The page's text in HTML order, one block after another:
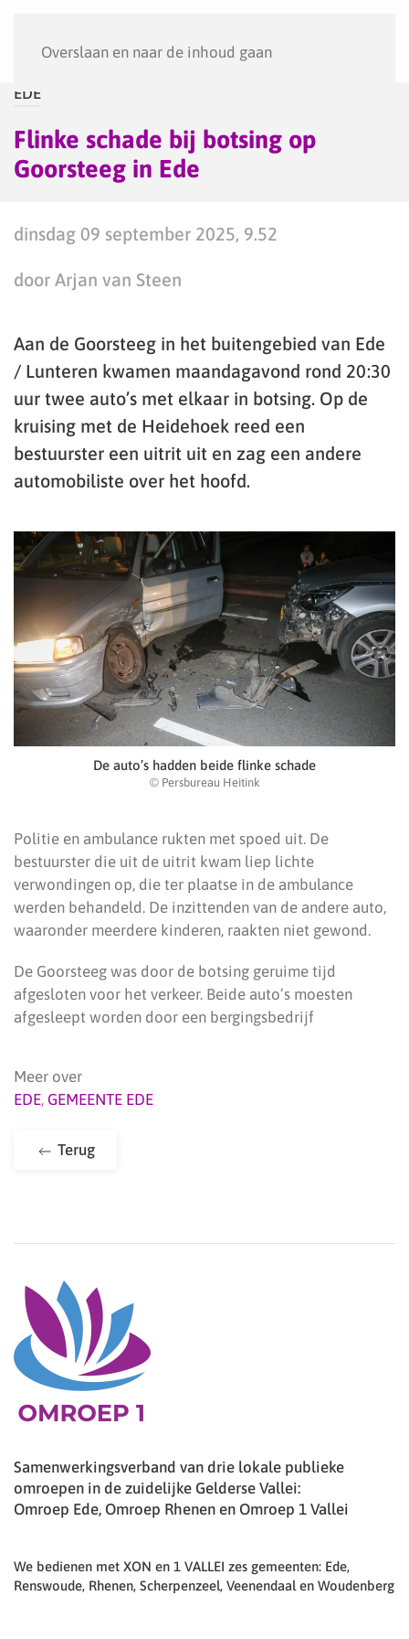
Overslaan en naar de inhoud gaan
EDE
Flinke schade bij botsing op
Goorsteeg in Ede
dinsdag 09 september 2025, 9.52
door Arjan van Steen
Aan de Goorsteeg in het buitengebied van Ede
/ Lunteren kwamen maandagavond rond 20:30
uur twee auto’s met elkaar in botsing. Op de
kruising met de Heidehoek reed een
bestuurster een uitrit uit en zag een andere
automobiliste over het hoofd.
De auto’s hadden beide flinke schade
© Persbureau Heitink
Politie en ambulance rukten met spoed uit. De
bestuurster die uit de uitrit kwam liep lichte
verwondingen op, die ter plaatse in de ambulance
werden behandeld. De inzittenden van de andere auto,
waaronder meerdere kinderen, raakten niet gewond.
De Goorsteeg was door de botsing geruime tijd
afgesloten voor het verkeer. Beide auto’s moesten
afgesleept worden door een bergingsbedrijf
Meer over
EDE, GEMEENTE EDE
Terug
Samenwerkingsverband van drie lokale publieke
omroepen in de zuidelijke Gelderse Vallei:
Omroep Ede, Omroep Rhenen en Omroep 1 Vallei
We bedienen met XON en 1 VALLEI zes gemeenten: Ede,
Renswoude, Rhenen, Scherpenzeel, Veenendaal en Woudenberg